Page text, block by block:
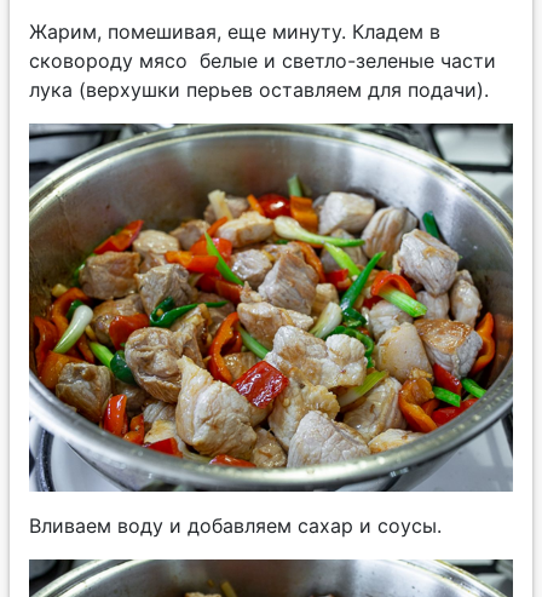
Жарим, помешивая, еще минуту. Кладем в
сковороду мясо белые и светло-зеленые части
лука (верхушки перьев оставляем для подачи).
Вливаем воду и добавляем сахар и соусы.